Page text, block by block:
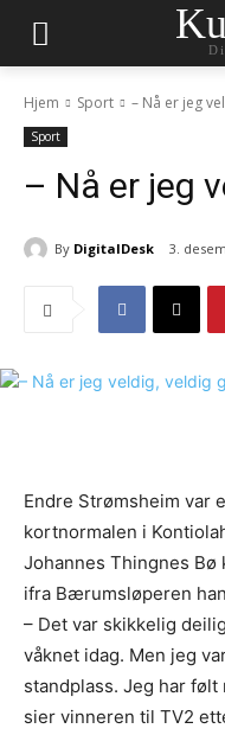
Hjem Sport – Nå er jeg
Sport
– Nå er jeg
By DigitalDesk 3.
Endre Strømsheim var
kortnormalen i
Johannes Thingnes
ifra Bærumsløperen
– Det var skikkelig
våknet idag. Men jeg
standplass. Jeg har følt
sier vinneren til TV2